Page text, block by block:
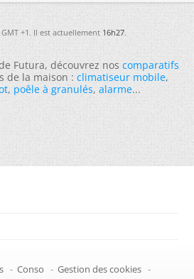
+1. Il est actuellement16h27.
Futura, découvrez noscomparatifs
de la maison :climatiseur mobile,
,poêle à granulés,alarme...
- Conso - Gestion des cookies -